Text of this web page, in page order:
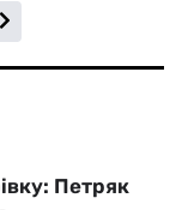
Петряк